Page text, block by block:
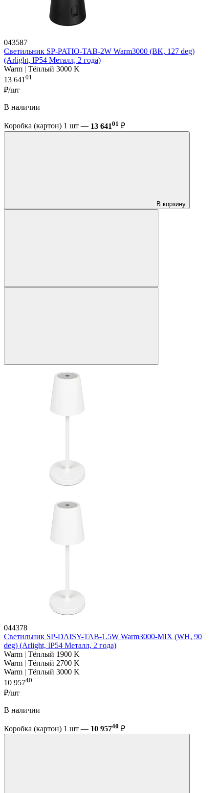
043587
Светильник SP-PATIO-TAB-2W Warm3000 (BK, 127 deg)
(Arlight, IP54 Металл, 2 года)
Warm | Тёплый 3000 K
13 64101
₽/шт
В наличии
Коробка (картон) 1 шт — 13 64101 ₽
В корзину
044378
Светильник SP-DAISY-TAB-1.5W Warm3000-MIX (WH, 90
deg) (Arlight, IP54 Металл, 2 года)
Warm | Тёплый 1900 K
Warm | Тёплый 2700 K
Warm | Тёплый 3000 K
10 95740
₽/шт
В наличии
Коробка (картон) 1 шт — 10 95740 ₽